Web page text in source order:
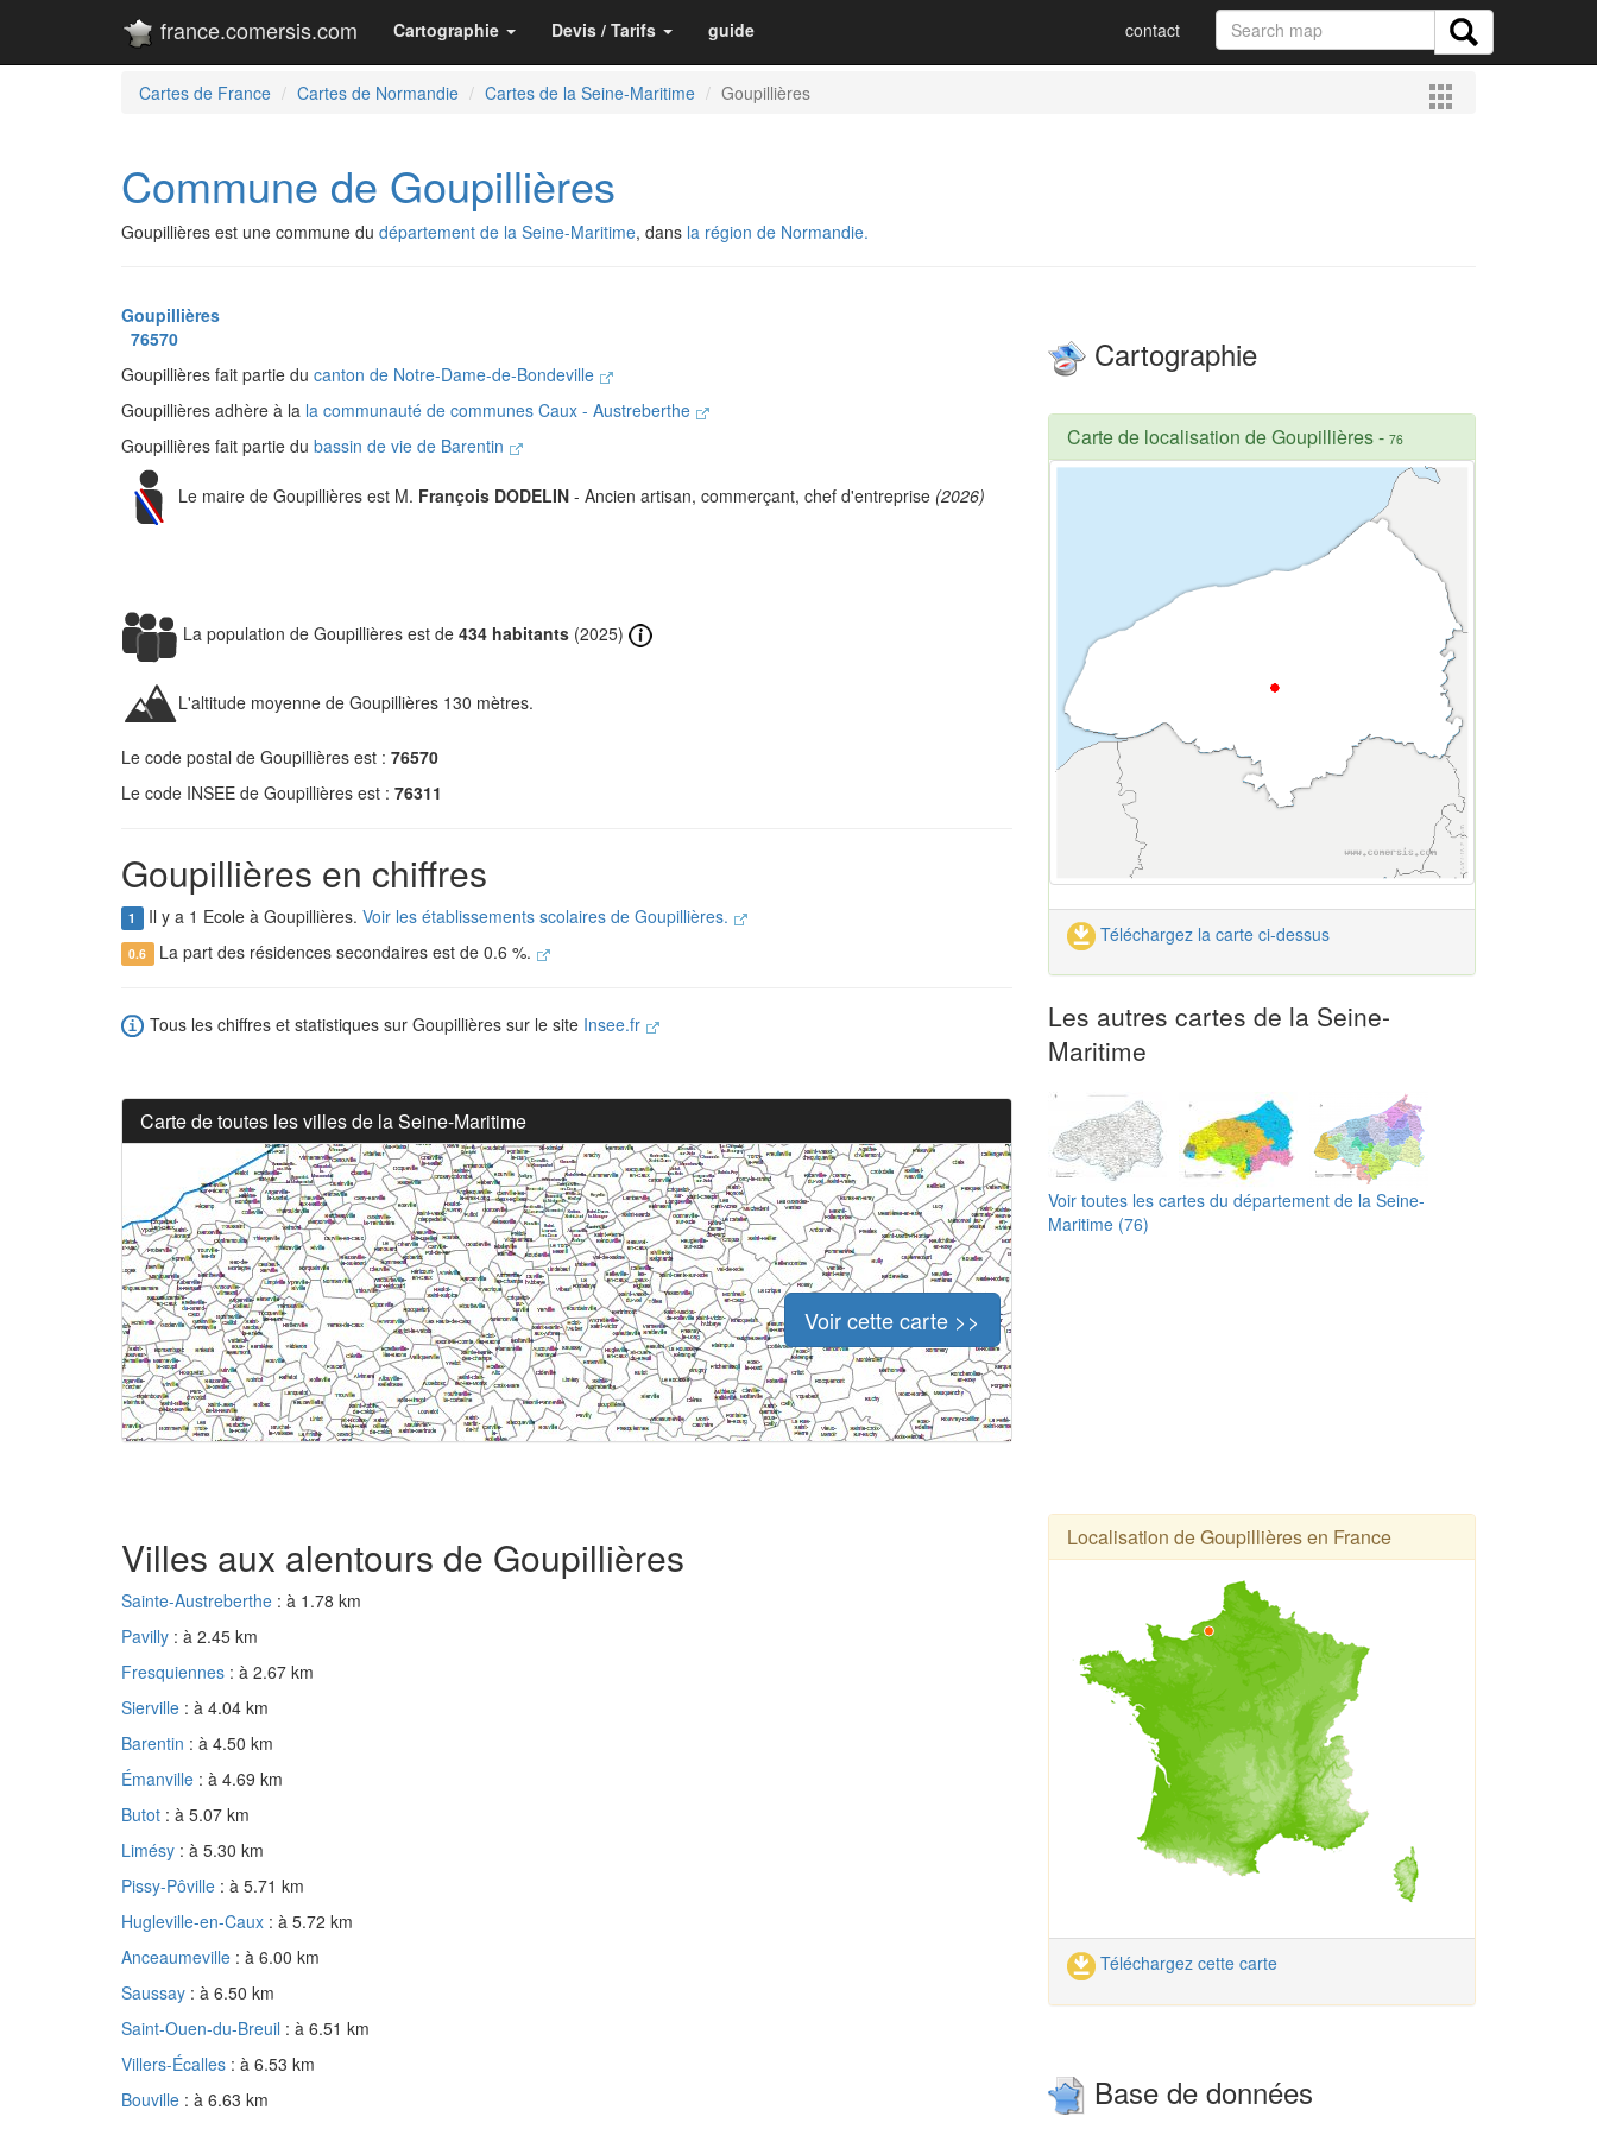
france.comersis.com Cartographie Devis / Tarifs guide contact
Cartes de France Cartes de Normandie Cartes de la Seine-Maritime Goupillières
Commune de Goupillières
Goupillières est une commune du département de la Seine-Maritime, dans la région de Normandie.
Goupillières
76570
Goupillières fait partie du canton de Notre-Dame-de-Bondeville
Goupillières adhère à la la communauté de communes Caux - Austreberthe
Goupillières fait partie du bassin de vie de Barentin
Le maire de Goupillières est M. François DODELIN - Ancien artisan, commerçant, chef d'entreprise (2026)
La population de Goupillières est de 434 habitants (2025)
L'altitude moyenne de Goupillières 130 mètres.
Le code postal de Goupillières est : 76570
Le code INSEE de Goupillières est : 76311
Goupillières en chiffres
1 Il y a 1 Ecole à Goupillières. Voir les établissements scolaires de Goupillières.
0.6 La part des résidences secondaires est de 0.6 %.
Tous les chiffres et statistiques sur Goupillières sur le site Insee.fr
Carte de toutes les villes de la Seine-Maritime
Voir cette carte >>
Cartographie
Carte de localisation de Goupillières- 76
Téléchargez la carte ci-dessus
Les autres cartes de la Seine-
Maritime
Voir toutes les cartes du département de la Seine-
Maritime (76)
Villes aux alentours de Goupillières
Sainte-Austreberthe : à 1.78 km
Pavilly : à 2.45 km
Fresquiennes : à 2.67 km
Sierville : à 4.04 km
Barentin : à 4.50 km
Émanville : à 4.69 km
Butot : à 5.07 km
Limésy : à 5.30 km
Pissy-Pôville : à 5.71 km
Hugleville-en-Caux : à 5.72 km
Anceaumeville : à 6.00 km
Saussay : à 6.50 km
Saint-Ouen-du-Breuil : à 6.51 km
Villers-Écalles : à 6.53 km
Bouville : à 6.63 km
Localisation de Goupillières en France
Téléchargez cette carte
Base de données